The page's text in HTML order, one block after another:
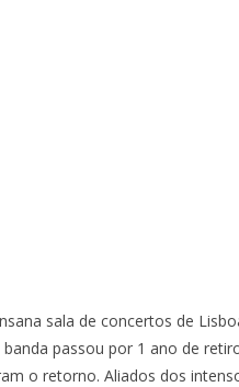
sala de concertos de
passou por 1 ano de
o retorno. Aliados dos